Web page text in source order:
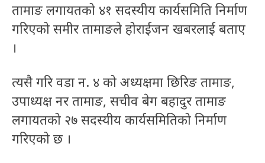
तामाङ लगायतको ४१ सदस्यीय कार्यसमिति निर्माण
गरिएको समीर तामाङले होराईजन खबरलाई बताए
।
त्यसै गरि वडा न. ४ को अध्यक्षमा छिरिङ तामाङ,
उपाध्यक्ष नर तामाङ, सचीव बेग बहादुर तामाङ
लगायतको २७ सदस्यीय कार्यसमितिको निर्माण
गरिएको छ ।